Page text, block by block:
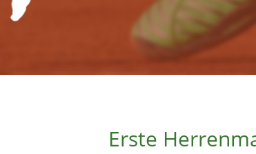
Erste